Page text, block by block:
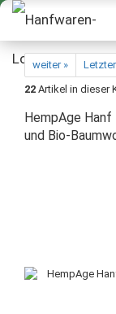
weiter »
22 Artikel in dieser
HempAge Hanf
und Bio-